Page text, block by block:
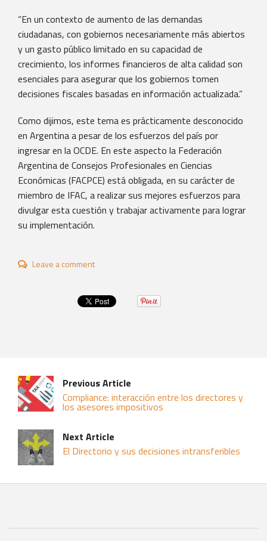
“En un contexto de aumento de las demandas
ciudadanas, con gobiernos necesariamente más abiertos
y un gasto público limitado en su capacidad de
crecimiento, los informes financieros de alta calidad son
esenciales para asegurar que los gobiernos tomen
decisiones fiscales basadas en información actualizada.”
Como dijimos, este tema es prácticamente desconocido
en Argentina a pesar de los esfuerzos del país por
ingresar en la OCDE. En este aspecto la Federación
Argentina de Consejos Profesionales en Ciencias
Económicas (FACPCE) está obligada, en su carácter de
miembro de IFAC, a realizar sus mejores esfuerzos para
divulgar esta cuestión y trabajar activamente para lograr
su implementación.
Leave a comment
Previous Article
Compliance: interacción entre los directores y
los asesores impositivos
Next Article
El Directorio y sus decisiones intransferibles